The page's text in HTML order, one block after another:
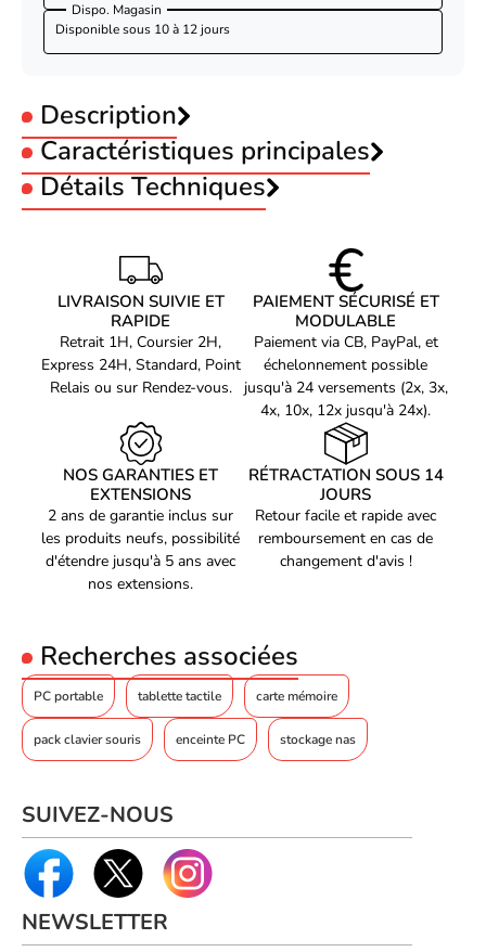
Dispo. Magasin
Disponible sous 10 à 12 jours
Description
Mobilis PROTECH SurfaceGo3/Go2/Go
rotativetripod (067004)
Mobilis 067004. Type d'étui: Housse, Compatibilité de marque:
Microsoft, Compatibilité: Surface Go 2 Surface Go, Taille
maximale de l’écran: 26,7 cm (10.5")
Caractéristiques principales
Format :Housse
Taille PC Portable :10.2 pouces
Détails Techniques
Surface Go 2 Surface Go
Haut-parleurs intégrés
Taille maximale de l’écran
Fonctions de protection
Résistant aux chocs
Compatibilité de marque
Microsoft
Boucle élastique pour stylo
Position debout
Oui
Couleur principale du
produit
Noir
DONNÉES LOGISTIQUES
Code du système harmonisé 84733080
DÉTAILS TECHNIQUES
Code du système harmonisé
84733080
Référence produit
Référence constructeur
067004
LIVRAISON SUIVIE ET
RAPIDE
Retrait 1H, Coursier 2H,
Express 24H, Standard, Point
Relais ou sur Rendez-vous.
PAIEMENT SÉCURISÉ ET
MODULABLE
Paiement via CB, PayPal, et
échelonnement possible
jusqu'à 24 versements (2x, 3x,
4x, 10x, 12x jusqu'à 24x).
NOS GARANTIES ET
EXTENSIONS
2 ans de garantie inclus sur
les produits neufs, possibilité
d'étendre jusqu'à 5 ans avec
nos extensions.
RÉTRACTATION SOUS 14
JOURS
Retour facile et rapide avec
remboursement en cas de
changement d'avis !
Recherches associées
PC portable tablette tactile carte mémoire
pack clavier souris enceinte PC stockage nas
SUIVEZ-NOUS
NEWSLETTER